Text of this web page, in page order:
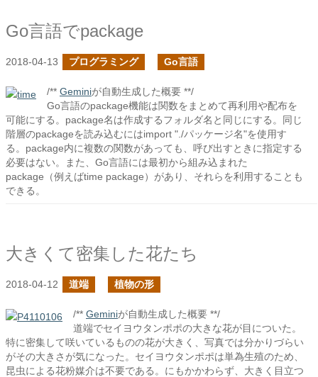
Go言語でpackage
2018-04-13 プログラミング Go言語
/** Geminiが自動生成した概要 **/
Go言語のpackage機能は関数をまとめて再利用や配布を
可能にする。package名は作成するフォルダ名と同じにする。同じ
階層のpackageを読み込むにはimport "./パッケージ名"を使用す
る。package内に複数の関数があっても、呼び出すときに指定する
必要はない。また、Go言語には最初から組み込まれた
package（例えばtime package）があり、それらを利用することも
できる。
大きくて密集した花たち
2018-04-12 道端 植物の形
/** Geminiが自動生成した概要 **/
道端でセイヨウタンポポの大きな花が目についた。
特に密集して咲いているものの花が大きく、写真では分かりづらい
がその大きさが気になった。セイヨウタンポポは単為生殖のため、
昆虫による花粉媒介は不要である。にもかかわらず、大きく目立つ